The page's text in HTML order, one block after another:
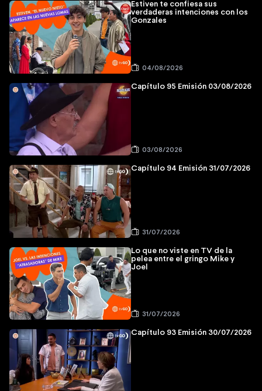
Estiven te confiesa sus
verdaderas intenciones con los
Gonzales
04/08/2026
Capítulo 95 Emisión 03/08/2026
03/08/2026
Capítulo 94 Emisión 31/07/2026
31/07/2026
Lo que no viste en TV de la
pelea entre el gringo Mike y
Joel
31/07/2026
Capítulo 93 Emisión 30/07/2026